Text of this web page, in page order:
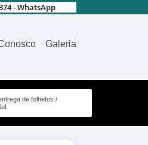
- WhatsApp
Galeria
de folhetos